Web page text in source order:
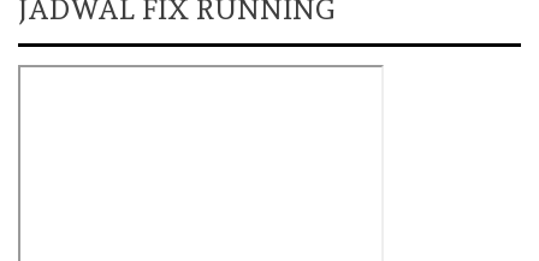
JADWAL FIX RUNNING